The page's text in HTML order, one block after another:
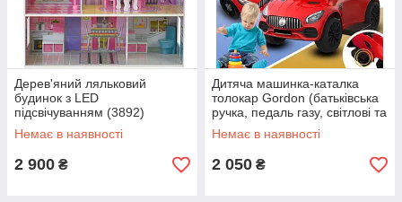
Дерев'яний ляльковий
будинок з LED
підсвічуванням (3892)
Немає в наявності
2 900 ₴
Дитяча машинка-каталка
толокар Gordon (батьківська
ручка, педаль газу, світлові та
звукові ефекти), Червоний
Немає в наявності
2 050 ₴